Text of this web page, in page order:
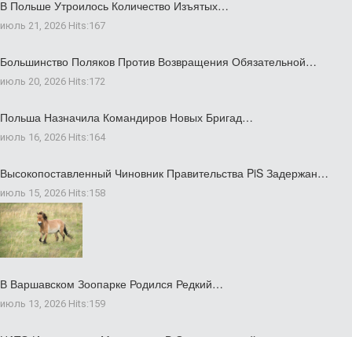
В Польше Утроилось Количество Изъятых…
июль 21, 2026 Hits:167
Большинство Поляков Против Возвращения Обязательной…
июль 20, 2026 Hits:172
Польша Назначила Командиров Новых Бригад…
июль 16, 2026 Hits:164
Высокопоставленный Чиновник Правительства PiS Задержан…
июль 15, 2026 Hits:158
В Варшавском Зоопарке Родился Редкий…
июль 13, 2026 Hits:159